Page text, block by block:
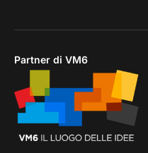
Partner di VM6